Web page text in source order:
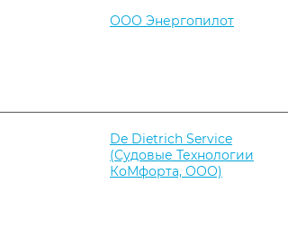
ООО Энергопилот
De Dietrich Service
(Судовые Технологии
КоМфорта, ООО)